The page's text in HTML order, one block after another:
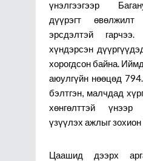
үнэлгээгээр
дүүрэгт
эрсдэлтэй
хүндэрсэн
хорогдсон байна.
аюулгүйн нөөцөд
бэлтгэн, малчдад
хөнгөлттэй
үзүүлэх ажлыг
Цаашид дээрх